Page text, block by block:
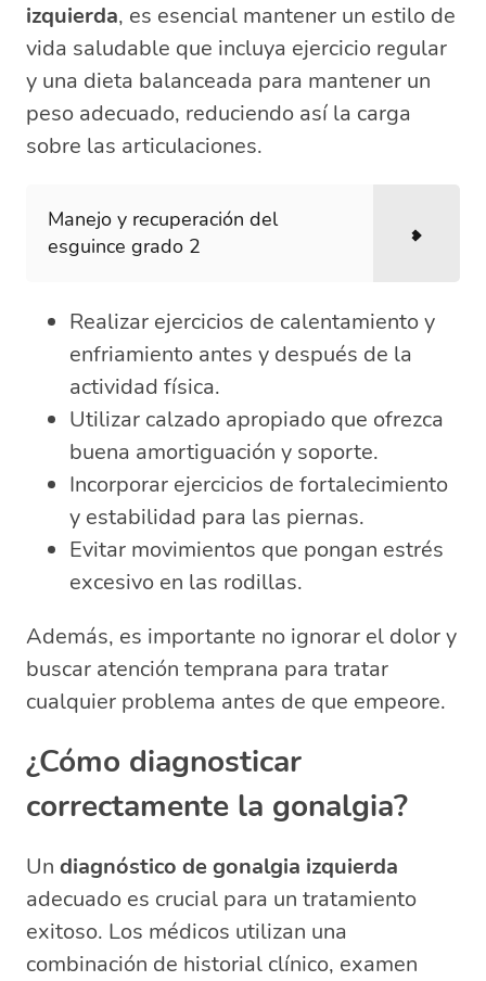
izquierda, es esencial mantener un estilo de
vida saludable que incluya ejercicio regular
y una dieta balanceada para mantener un
peso adecuado, reduciendo así la carga
sobre las articulaciones.
Manejo y recuperación del
esguince grado 2
Realizar ejercicios de calentamiento y
enfriamiento antes y después de la
actividad física.
Utilizar calzado apropiado que ofrezca
buena amortiguación y soporte.
Incorporar ejercicios de fortalecimiento
y estabilidad para las piernas.
Evitar movimientos que pongan estrés
excesivo en las rodillas.
Además, es importante no ignorar el dolor y
buscar atención temprana para tratar
cualquier problema antes de que empeore.
¿Cómo diagnosticar
correctamente la gonalgia?
Un diagnóstico de gonalgia izquierda
adecuado es crucial para un tratamiento
exitoso. Los médicos utilizan una
combinación de historial clínico, examen